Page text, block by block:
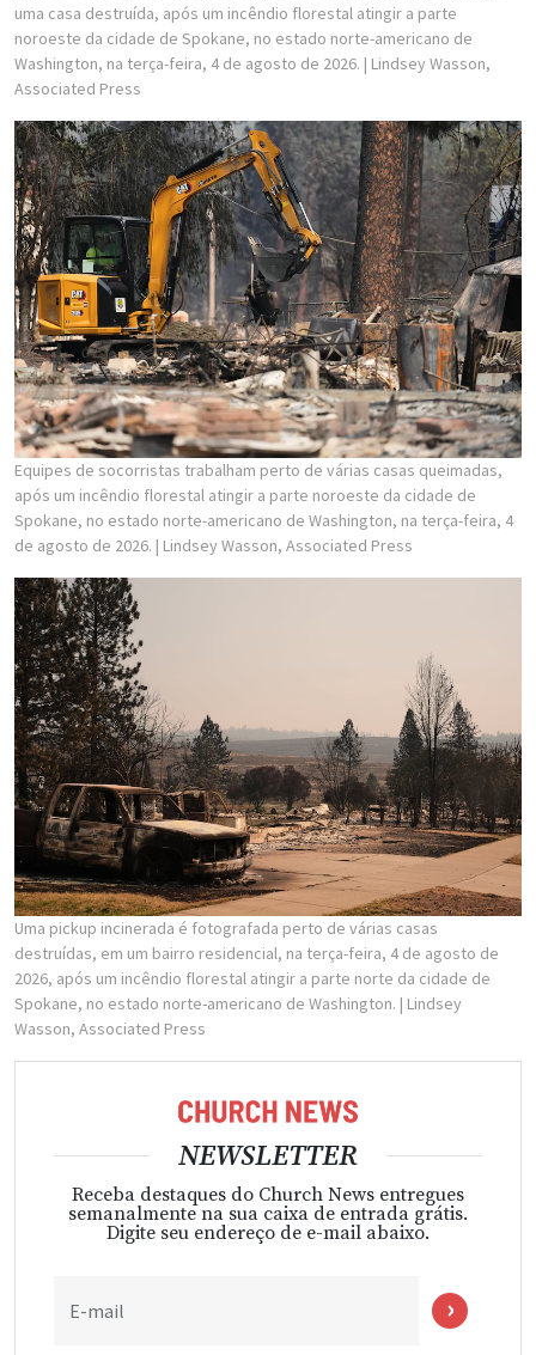
uma casa destruída, após um incêndio florestal atingir a parte
noroeste da cidade de Spokane, no estado norte-americano de
Washington, na terça-feira, 4 de agosto de 2026. | Lindsey Wasson,
Associated Press
Equipes de socorristas trabalham perto de várias casas queimadas,
após um incêndio florestal atingir a parte noroeste da cidade de
Spokane, no estado norte-americano de Washington, na terça-feira, 4
de agosto de 2026. | Lindsey Wasson, Associated Press
Uma pickup incinerada é fotografada perto de várias casas
destruídas, em um bairro residencial, na terça-feira, 4 de agosto de
2026, após um incêndio florestal atingir a parte norte da cidade de
Spokane, no estado norte-americano de Washington. | Lindsey
Wasson, Associated Press
NEWSLETTER
Receba destaques do Church News entregues
semanalmente na sua caixa de entrada grátis.
Digite seu endereço de e-mail abaixo.
E-mail